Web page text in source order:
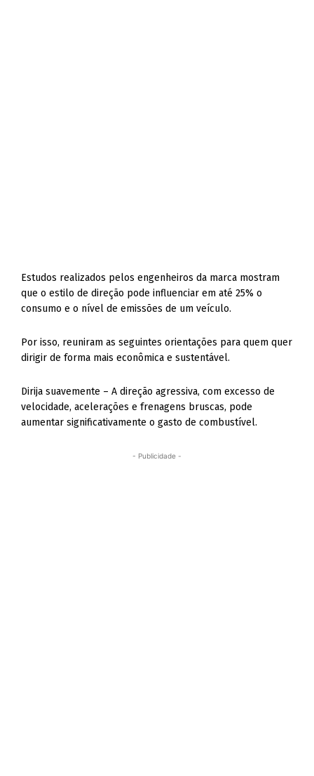
Estudos realizados pelos engenheiros da marca mostram
que o estilo de direção pode influenciar em até 25% o
consumo e o nível de emissões de um veículo.
Por isso, reuniram as seguintes orientações para quem quer
dirigir de forma mais econômica e sustentável.
Dirija suavemente – A direção agressiva, com excesso de
velocidade, acelerações e frenagens bruscas, pode
aumentar significativamente o gasto de combustível.
- Publicidade -